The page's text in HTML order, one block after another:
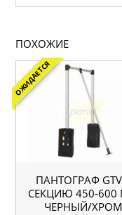
ПОХОЖИЕ
ОЖИДАЕТСЯ
ПАНТОГРАФ
СЕКЦИЮ 450-
ЧЕРНЫЙ/ХРОМ